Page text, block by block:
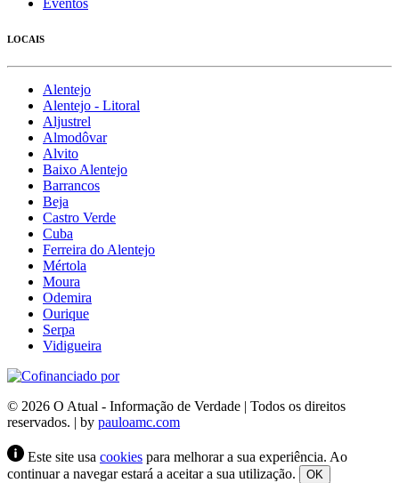
LOCAIS
Alentejo
Alentejo - Litoral
Aljustrel
Almodôvar
Alvito
Baixo Alentejo
Barrancos
Beja
Castro Verde
Cuba
Ferreira do Alentejo
Mértola
Moura
Odemira
Ourique
Serpa
Vidigueira
© 2026 O Atual - Informação de Verdade | Todos os direitos
reservados. | by pauloamc.com
Este site usa cookies para melhorar a sua experiência. Ao
continuar a navegar estará a aceitar a sua utilização.
OK